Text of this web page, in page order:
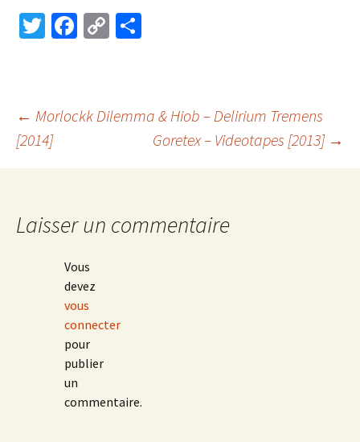
T
er
Fa
o
o
C
y
Li
ge
r
Navigation
des
articles
← Morlockk Dilemma & Hiob – Delirium Tremens
[2014]
Goretex – Videotapes [2013] →
Laisser un commentaire
Vous
devez
vous
connecter
pour
publier
un
commentaire.